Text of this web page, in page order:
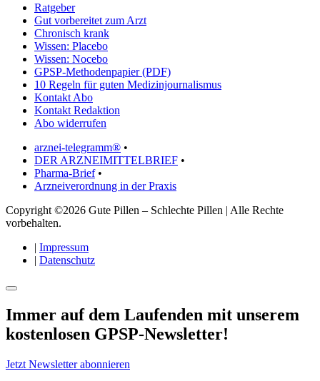
Ratgeber
Gut vorbereitet zum Arzt
Chronisch krank
Wissen: Placebo
Wissen: Nocebo
GPSP-Methodenpapier (PDF)
10 Regeln für guten Medizinjournalismus
Kontakt Abo
Kontakt Redaktion
Abo widerrufen
arznei-telegramm® •
DER ARZNEIMITTELBRIEF •
Pharma-Brief•
Arzneiverordnung in der Praxis
Copyright ©2026 Gute Pillen – Schlechte Pillen | Alle Rechte
vorbehalten.
| Impressum
| Datenschutz
Immer auf dem Laufenden mit unserem
kostenlosen GPSP-Newsletter!
Jetzt Newsletter abonnieren